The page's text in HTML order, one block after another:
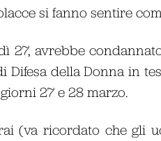
si fanno sentire
27, avrebbe
Difesa della Donna in
27 e 28 marzo.
(va ricordato che gli